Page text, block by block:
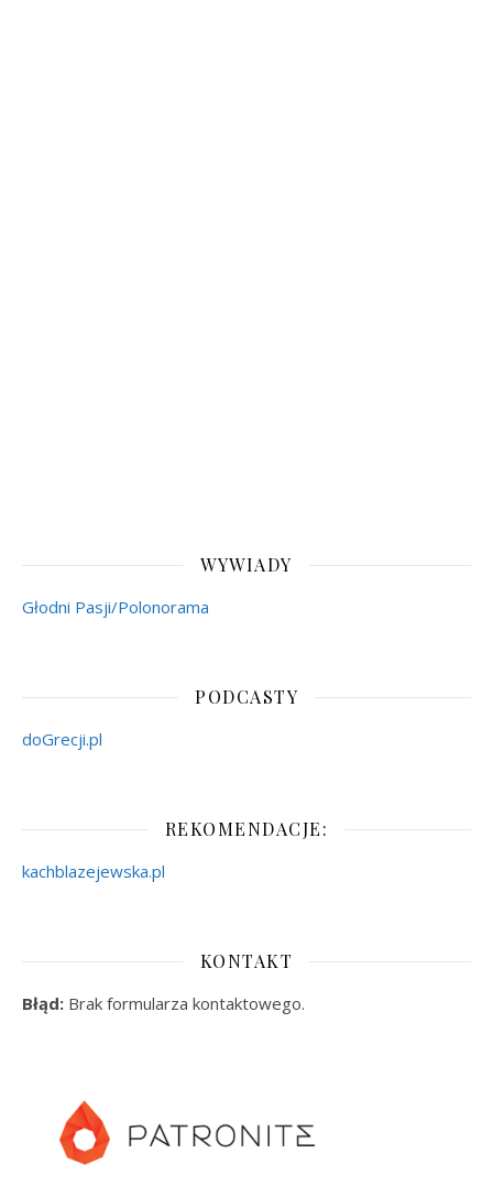
WYWIADY
Głodni Pasji/Polonorama
PODCASTY
doGrecji.pl
REKOMENDACJE:
kachblazejewska.pl
KONTAKT
Błąd: Brak formularza kontaktowego.